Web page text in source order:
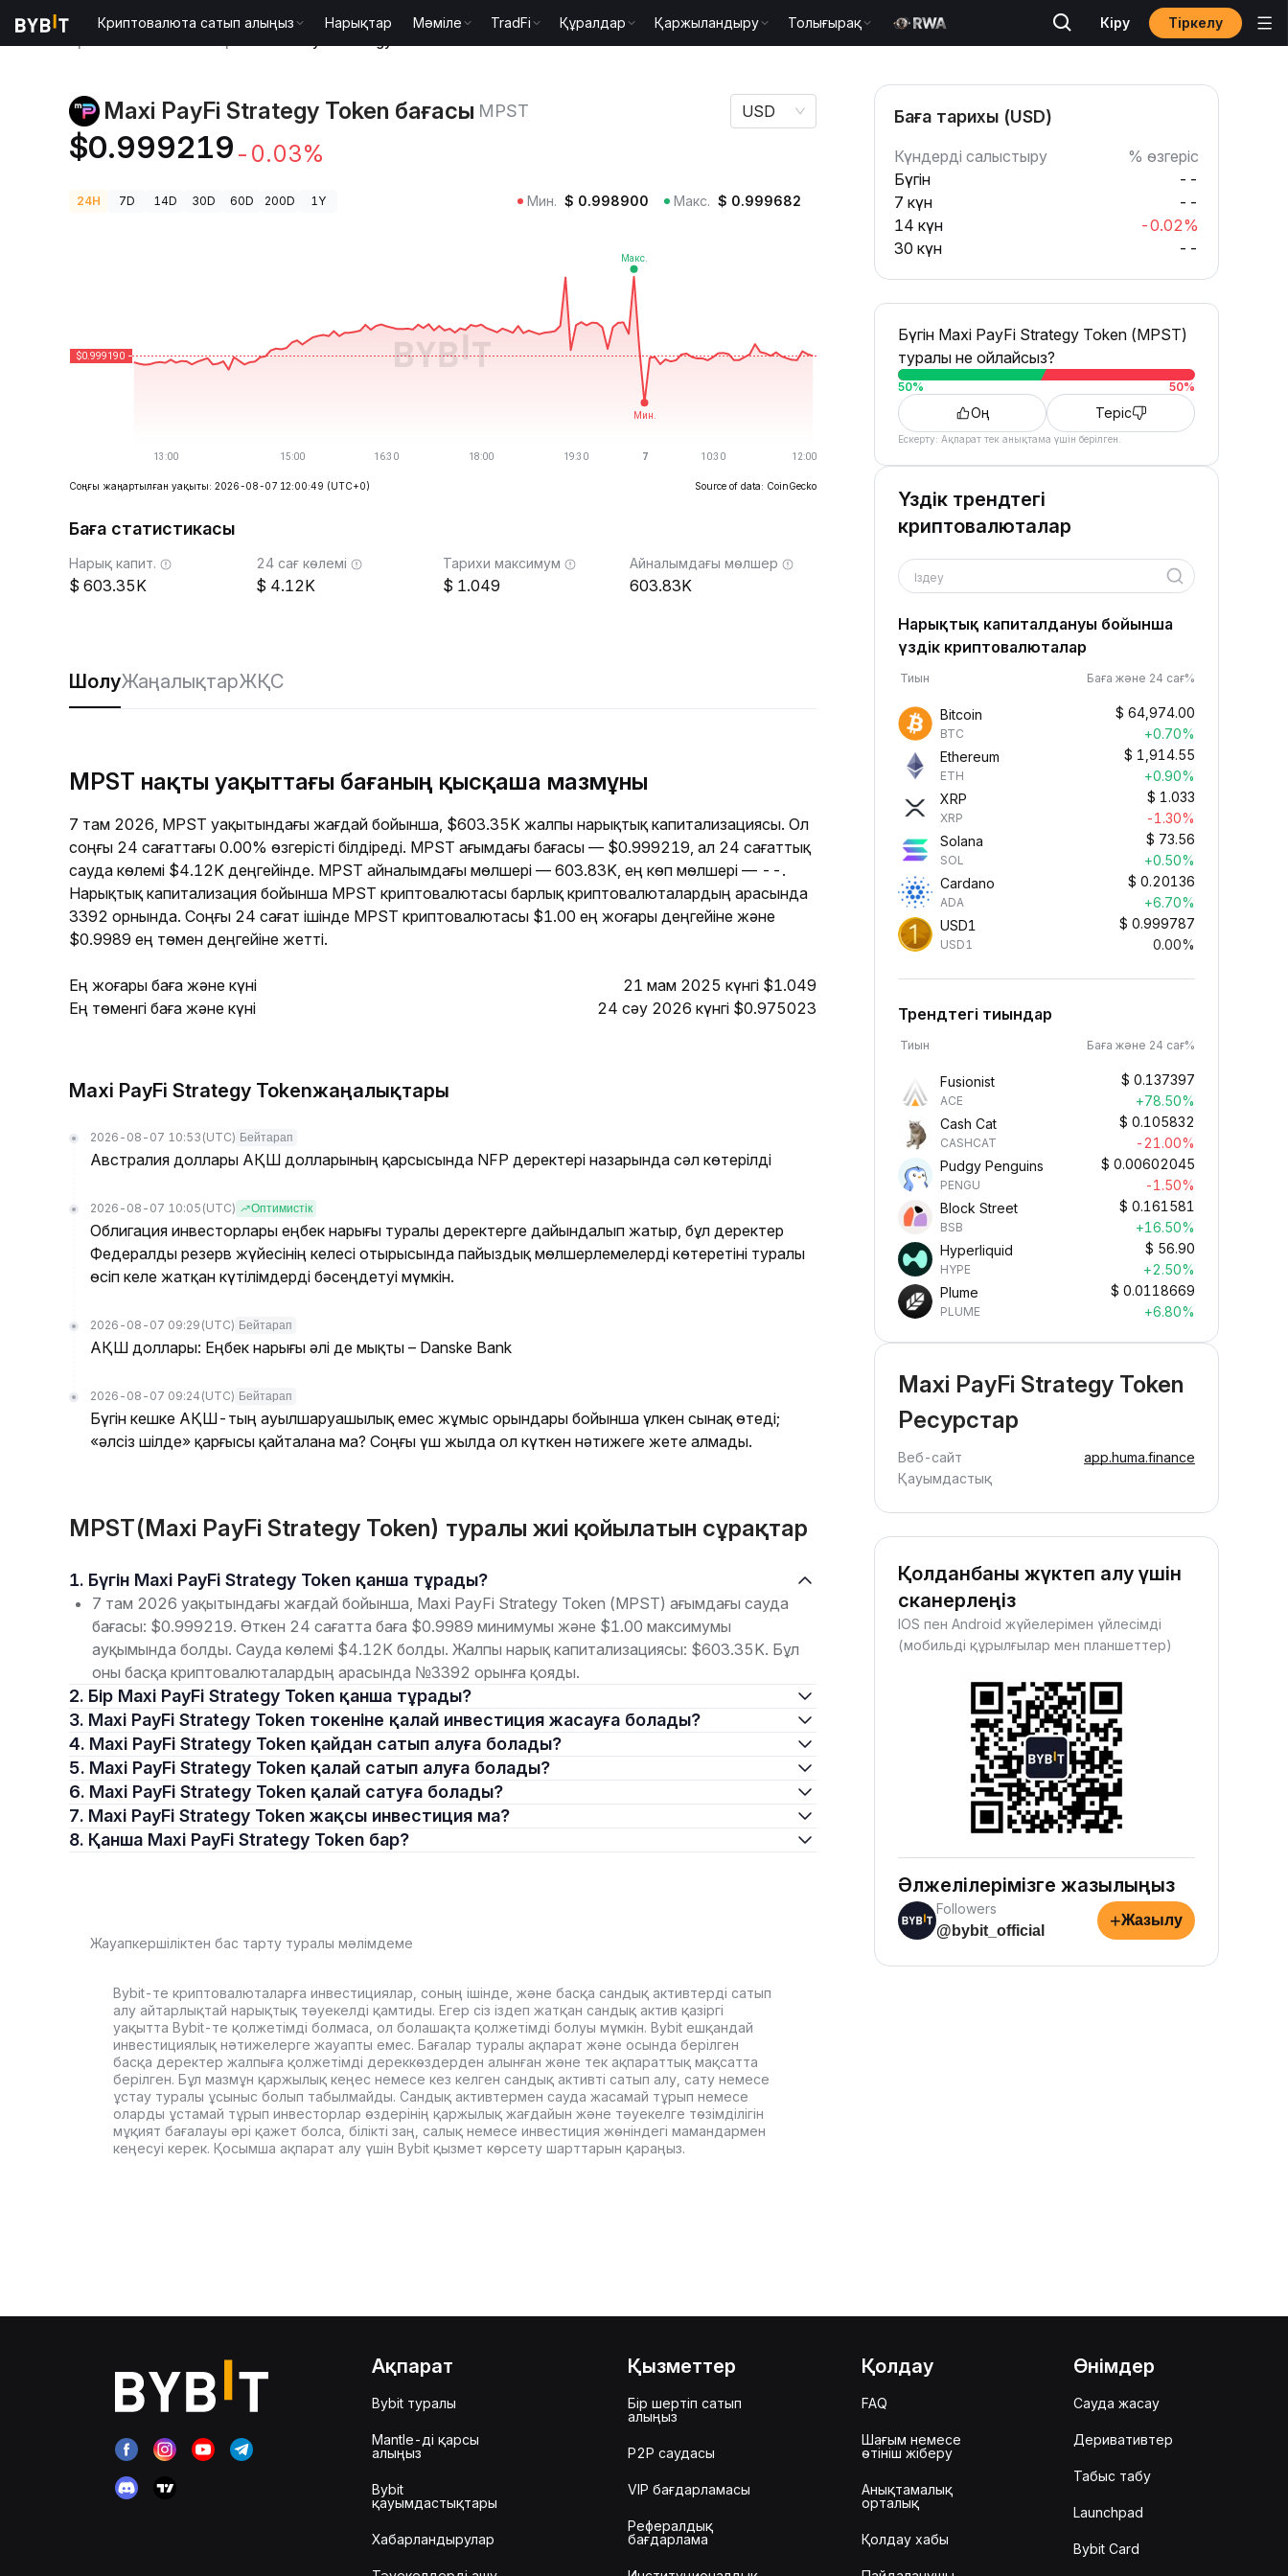
Криптовалюта сатып алыңыз Нарықтар Мәміле TradFi Құралдар Қаржыландыру Толығырақ Кіру Тіркелу
Maxi PayFi Strategy Token бағасы MPST
$0.999219 -0.03%
USD
24H 7D 14D 30D 60D 200D 1Y Мин. $ 0.998900 Макс. $ 0.999682
Соңғы жаңартылған уақыты: 2026-08-07 12:00:49 (UTC+0) Source of data: CoinGecko
Баға статистикасы
Нарық капит.
603.35K
24 сағ көлемі
4.12K
Тарихи максимум
1.049
Айналымдағы мөлшер
603.83K
ШолуЖаңалықтарЖҚС
MPST нақты уақыттағы бағаның қысқаша мазмұны
7 там 2026, MPST уақытындағы жағдай бойынша, $603.35K жалпы нарықтық капитализациясы. Ол
соңғы 24 сағаттағы 0.00% өзгерісті білдіреді. MPST ағымдағы бағасы — $0.999219, ал 24 сағаттық
сауда көлемі $4.12K деңгейінде. MPST айналымдағы мөлшері — 603.83K, ең көп мөлшері — --.
Нарықтық капитализация бойынша MPST криптовалютасы барлық криптовалюталардың арасында
3392 орнында. Соңғы 24 сағат ішінде MPST криптовалютасы $1.00 ең жоғары деңгейіне және
$0.9989 ең төмен деңгейіне жетті.
Ең жоғары баға және күні
21 мам 2025 күнгі $1.049
Ең төменгі баға және күні
24 сәу 2026 күнгі $0.975023
Maxi PayFi Strategy Tokenжаңалықтары
2026-08-07 10:53 (UTC) Бейтарап
Австралия доллары АҚШ долларының қарсысында NFP деректері назарында сәл көтерілді
2026-08-07 10:05 (UTC) Оптимистік
Облигация инвесторлары еңбек нарығы туралы деректерге дайындалып жатыр, бұл деректер
Федералды резерв жүйесінің келесі отырысында пайыздық мөлшерлемелерді көтеретіні туралы
өсіп келе жатқан күтілімдерді бәсеңдетуі мүмкін.
2026-08-07 09:29 (UTC) Бейтарап
АҚШ доллары: Еңбек нарығы әлі де мықты – Danske Bank
2026-08-07 09:24 (UTC) Бейтарап
Бүгін кешке АҚШ-тың ауылшаруашылық емес жұмыс орындары бойынша үлкен сынақ өтеді;
«әлсіз шілде» қарғысы қайталана ма? Соңғы үш жылда ол күткен нәтижеге жете алмады.
MPST(Maxi PayFi Strategy Token) туралы жиі қойылатын сұрақтар
1. Бүгін Maxi PayFi Strategy Token қанша тұрады?
7 там 2026 уақытындағы жағдай бойынша, Maxi PayFi Strategy Token (MPST) ағымдағы сауда
бағасы: $0.999219. Өткен 24 сағатта баға $0.9989 минимумы және $1.00 максимумы
ауқымында болды. Сауда көлемі $4.12K болды. Жалпы нарық капитализациясы: $603.35K. Бұл
оны басқа криптовалюталардың арасында №3392 орынға қояды.
2. Бір Maxi PayFi Strategy Token қанша тұрады?
3. Maxi PayFi Strategy Token токеніне қалай инвестиция жасауға болады?
4. Maxi PayFi Strategy Token қайдан сатып алуға болады?
5. Maxi PayFi Strategy Token қалай сатып алуға болады?
6. Maxi PayFi Strategy Token қалай сатуға болады?
7. Maxi PayFi Strategy Token жақсы инвестиция ма?
8. Қанша Maxi PayFi Strategy Token бар?
Жауапкершіліктен бас тарту туралы мәлімдеме
Bybit-те криптовалюталарға инвестициялар, соның ішінде, және басқа сандық активтерді сатып
алу айтарлықтай нарықтық тәуекелді қамтиды. Егер сіз іздеп жатқан сандық актив қазіргі
уақытта Bybit-те қолжетімді болмаса, ол болашақта қолжетімді болуы мүмкін. Bybit ешқандай
инвестициялық нәтижелерге жауапты емес. Бағалар туралы ақпарат және осында берілген
басқа деректер жалпыға қолжетімді дереккөздерден алынған және тек ақпараттық мақсатта
берілген. Бұл мазмұн қаржылық кеңес немесе кез келген сандық активті сатып алу, сату немесе
ұстау туралы ұсыныс болып табылмайды. Сандық активтермен сауда жасамай тұрып немесе
оларды ұстамай тұрып инвесторлар өздерінің қаржылық жағдайын және тәуекелге төзімділігін
мұқият бағалауы әрі қажет болса, білікті заң, салық немесе инвестиция жөніндегі мамандармен
кеңесуі керек. Қосымша ақпарат алу үшін Bybit қызмет көрсету шарттарын қараңыз.
Баға тарихы (USD)
Күндерді салыстыру
% өзгеріс
Бүгін
--
7 күн
--
14 күн
-0.02%
30 күн
--
Бүгін Maxi PayFi Strategy Token (MPST)
туралы не ойлайсыз?
50% 50%
Оң Теріс
Ескерту: Ақпарат тек анықтама үшін берілген.
Үздік трендтегі
криптовалюталар
Іздеу
Нарықтық капиталдануы бойынша
үздік криптовалюталар
Тиын Баға және 24 сағ%
Bitcoin
BTC
$ 64,974.00
+0.70%
Ethereum
ETH
$ 1,914.55
+0.90%
XRP
XRP
$ 1.033
-1.30%
Solana
SOL
$ 73.56
+0.50%
Cardano
ADA
$ 0.20136
+6.70%
USD1
USD1
$ 0.999787
0.00%
Трендтегі тиындар
Тиын Баға және 24 сағ%
Fusionist
ACE
$ 0.137397
+78.50%
Cash Cat
CASHCAT
$ 0.105832
-21.00%
Pudgy Penguins
PENGU
$ 0.00602045
-1.50%
Block Street
BSB
$ 0.161581
+16.50%
Hyperliquid
HYPE
$ 56.90
+2.50%
Plume
PLUME
$ 0.0118669
+6.80%
Maxi PayFi Strategy Token
Ресурстар
Веб-сайт
app.huma.finance
Қауымдастық
Қолданбаны жүктеп алу үшін
сканерлеңіз
IOS пен Android жүйелерімен үйлесімді
(мобильді құрылғылар мен планшеттер)
Әлжелілерімізге жазылыңыз
Followers
@bybit_official
+Жазылу
Ақпарат
Bybit туралы
Mantle-ді қарсы
алыңыз
Bybit
қауымдастықтары
Хабарландырулар
Қызметтер
Бір шертіп сатып
алыңыз
P2P саудасы
VIP бағдарламасы
Рефералдық
бағдарлама
Қолдау
FAQ
Шағым немесе
өтініш жіберу
Анықтамалық
орталық
Қолдау хабы
Өнімдер
Сауда жасау
Деривативтер
Табыс табу
Launchpad
Bybit Card